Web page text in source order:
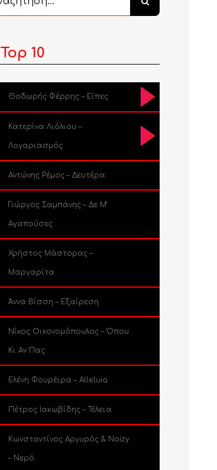
Top 10
Θοδωρής Φέρρης – Είπες
Κατερίνα Λιόλιου –
Λογαριασμός
Αντώνης Ρέμος – Δευτέρα
Γιώργος Σαμπάνης – Δε Μ’
Αγαπούσες
Χρήστος Μάστορας –
Μαργαρίτα
Άννα Βίσση – Εξαίρεση
Νίκος Οικονομόπουλος – Όπου
Κι Αν Πας
Ελένη Φουρέιρα – Alleluia
Πέτρος Ιακωβίδης – Τέλεια
Κωνσταντίνος Αργυρός & Noizy
– Νερό